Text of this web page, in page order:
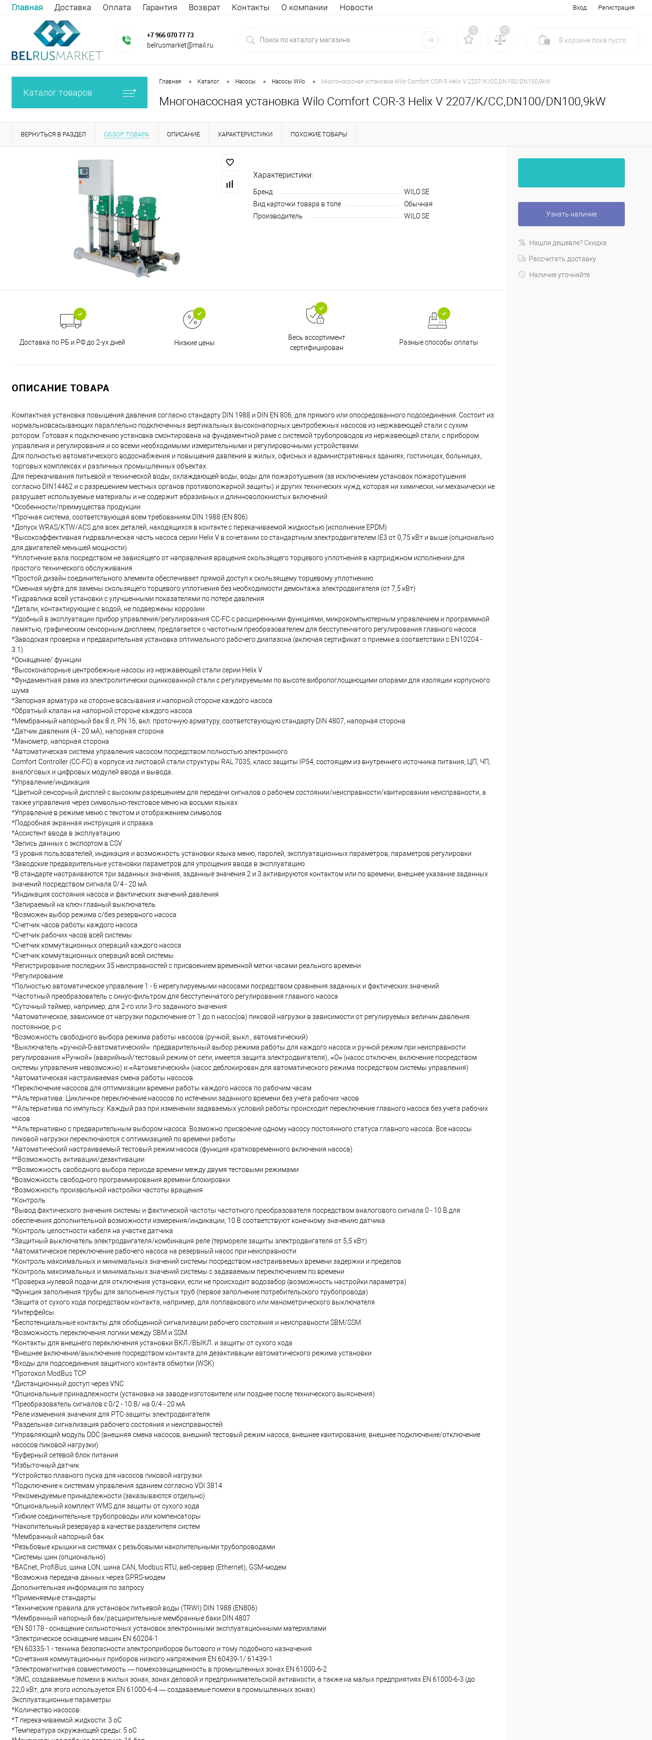
Главная Доставка Оплата Гарантия Возврат Контакты О компании Новости Вход Регистрация
+7 966 070 77 73
belrusmarket@mail.ru
0 0
В корзине пока пусто
Каталог товаров
Главная • Каталог • Насосы • Насосы Wilo • Многонасосная установка Wilo Comfort COR-3 Helix V 2207/K/CC,DN100/DN100,9kW
Многонасосная установка Wilo Comfort COR-3 Helix V 2207/K/CC,DN100/DN100,9kW
ВЕРНУТЬСЯ В РАЗДЕЛ ОБЗОР ТОВАРА ОПИСАНИЕ ХАРАКТЕРИСТИКИ ПОХОЖИЕ ТОВАРЫ
Характеристики:
Бренд
WILO SE
Вид карточки товара в топе
Обычная
Производитель
WILO SE
Доставка по РБ и РФ до 2-ух дней Низкие цены
Весь ассортимент
сертифицирован
Разные способы оплаты
ОПИСАНИЕ ТОВАРА
Компактная установка повышения давления согласно стандарту DIN 1988 и DIN EN 806, для прямого или опосредованного подсоединения. Состоит из
нормальновсасывающих параллельно подключенных вертикальных высоконапорных центробежных насосов из нержавеющей стали с сухим
ротором. Готовая к подключению установка смонтирована на фундаментной раме с системой трубопроводов из нержавеющей стали, с прибором
управления и регулирования и со всеми необходимыми измерительными и регулировочными устройствами.
Для полностью автоматического водоснабжения и повышения давления в жилых, офисных и административных зданиях, гостиницах, больницах,
торговых комплексах и различных промышленных объектах.
Для перекачивания питьевой и технической воды, охлаждающей воды, воды для пожаротушения (за исключением установок пожаротушения
согласно DIN14462 и с разрешением местных органов противопожарной защиты) и других технических нужд, которая ни химически, ни механически не
разрушает используемые материалы и не содержит абразивных и длинноволокнистых включений.
*Особенности/преимущества продукции
*Прочная система, соответствующая всем требованиям DIN 1988 (EN 806)
*Допуск WRAS/KTW/ACS для всех деталей, находящихся в контакте с перекачиваемой жидкостью (исполнение EPDM)
*Высокоэффективная гидравлическая часть насоса серии Helix V в сочетании со стандартным электродвигателем IE3 от 0,75 кВт и выше (опционально
для двигателей меньшей мощности)
*Уплотнение вала посредством не зависящего от направления вращения скользящего торцевого уплотнения в картриджном исполнении для
простого технического обслуживания
*Простой дизайн соединительного элемента обеспечивает прямой доступ к скользящему торцевому уплотнению
*Сменная муфта для замены скользящего торцевого уплотнения без необходимости демонтажа электродвигателя (от 7,5 кВт)
*Гидравлика всей установки с улучшенными показателями по потере давления
*Детали, контактирующие с водой, не подвержены коррозии
*Удобный в эксплуатации прибор управления/регулирования CC-FC с расширенными функциями, микрокомпьютерным управлением и программной
памятью, графическим сенсорным дисплеем, предлагается с частотным преобразователем для бесступенчатого регулирования главного насоса
*Заводская проверка и предварительная установка оптимального рабочего диапазона (включая сертификат о приемке в соответствии с EN10204 -
3.1)
*Оснащение/ функции
*Высоконапорные центробежные насосы из нержавеющей стали серии Helix V
*Фундаментная рама из электролитически оцинкованной стали с регулируемыми по высоте вибропоглощающими опорами для изоляции корпусного
шума
*Запорная арматура на стороне всасывания и напорной стороне каждого насоса
*Обратный клапан на напорной стороне каждого насоса
*Мембранный напорный бак 8 л, PN 16, вкл. проточную арматуру, соответствующую стандарту DIN 4807, напорная сторона
*Датчик давления (4 - 20 мА), напорная сторона
*Манометр, напорная сторона
*Автоматическая система управления насосом посредством полностью электронного
Comfort Controller (CC-FC) в корпусе из листовой стали структуры RAL 7035, класс защиты IP54, состоящем из внутреннего источника питания, ЦП, ЧП,
аналоговых и цифровых модулей ввода и вывода.
*Управление/индикация
*Цветной сенсорный дисплей с высоким разрешением для передачи сигналов о рабочем состоянии/неисправности/квитировании неисправности, а
также управления через символьно-текстовое меню на восьми языках
*Управление в режиме меню с текстом и отображением символов
*Подробная экранная инструкция и справка
*Ассистент ввода в эксплуатацию
*Запись данных с экспортом в CSV
*3 уровня пользователей, индикация и возможность установки языка меню, паролей, эксплуатационных параметров, параметров регулировки
*Заводские предварительные установки параметров для упрощения ввода в эксплуатацию
*В стандарте настраиваются три заданных значения, заданные значения 2 и 3 активируются контактом или по времени, внешнее указание заданных
значений посредством сигнала 0/4 - 20 мА
*Индикация состояния насоса и фактических значений давления
*Запираемый на ключ главный выключатель
*Возможен выбор режима с/без резервного насоса
*Счетчик часов работы каждого насоса
*Счетчик рабочих часов всей системы
*Счетчик коммутационных операций каждого насоса
*Счетчик коммутационных операций всей системы
*Регистрирование последних 35 неисправностей с присвоением временной метки часами реального времени
*Регулирование
*Полностью автоматическое управление 1 - 6 нерегулируемыми насосами посредством сравнения заданных и фактических значений
*Частотный преобразователь с синус-фильтром для бесступенчатого регулирования главного насоса
*Суточный таймер, например, для 2-го или 3-го заданного значения
*Автоматическое, зависимое от нагрузки подключение от 1 до n насос(ов) пиковой нагрузки в зависимости от регулируемых величин давления:
постоянное, p-c
*Возможность свободного выбора режима работы насосов (ручной, выкл., автоматический)
*Выключатель «ручной-0-автоматический»: предварительный выбор режима работы для каждого насоса и ручной режим при неисправности
регулирования «Ручной» (аварийный/тестовый режим от сети, имеется защита электродвигателя), «O» (насос отключен, включение посредством
системы управления невозможно) и «Автоматический» (насос деблокирован для автоматического режима посредством системы управления)
*Автоматическая настраиваемая смена работы насосов
*Переключение насосов для оптимизации времени работы каждого насоса по рабочим часам
**Альтернатива: Цикличное переключение насосов по истечении заданного времени без учета рабочих часов
**Альтернатива по импульсу: Каждый раз при изменении задаваемых условий работы происходит переключение главного насоса без учета рабочих
часов
**Альтернативно с предварительным выбором насоса: Возможно присвоение одному насосу постоянного статуса главного насоса. Все насосы
пиковой нагрузки переключаются с оптимизацией по времени работы
*Автоматический настраиваемый тестовый режим насоса (функция кратковременного включения насоса)
**Возможность активации/дезактивации
**Возможность свободного выбора периода времени между двумя тестовыми режимами
*Возможность свободного программирования времени блокировки
*Возможность произвольной настройки частоты вращения
*Контроль
*Вывод фактического значения системы и фактической частоты частотного преобразователя посредством аналогового сигнала 0 - 10 В для
обеспечения дополнительной возможности измерения/индикации; 10 В соответствуют конечному значению датчика
*Контроль целостности кабеля на участке датчика
*Защитный выключатель электродвигателя/комбинация реле (термореле защиты электродвигателя от 5,5 кВт)
*Автоматическое переключение рабочего насоса на резервный насос при неисправности
*Контроль максимальных и минимальных значений системы посредством настраиваемых времени задержки и пределов
*Контроль максимальных и минимальных значений системы с задаваемым переключением по времени
*Проверка нулевой подачи для отключения установки, если не происходит водозабор (возможность настройки параметра)
*Функция заполнения трубы для заполнения пустых труб (первое заполнение потребительского трубопровода)
*Защита от сухого хода посредством контакта, например, для поплавкового или манометрического выключателя
*Интерфейсы
*Беспотенциальные контакты для обобщенной сигнализации рабочего состояния и неисправности SBM/SSM
*Возможность переключения логики между SBM и SSM
*Контакты для внешнего переключения установки ВКЛ./ВЫКЛ. и защиты от сухого хода
*Внешнее включение/выключение посредством контакта для дезактивации автоматического режима установки
*Входы для подсоединения защитного контакта обмотки (WSK)
*Протокол ModBus TCP
*Дистанционный доступ через VNC
*Опциональные принадлежности (установка на заводе-изготовителе или позднее после технического выяснения)
*Преобразователь сигналов с 0/2 - 10 В/ на 0/4 - 20 мА
*Реле изменения значения для PTC-защиты электродвигателя
*Раздельная сигнализация рабочего состояния и неисправностей
*Управляющий модуль DDC (внешняя смена насосов, внешний тестовый режим насоса, внешнее квитирование, внешнее подключение/отключение
насосов пиковой нагрузки)
*Буферный сетевой блок питания
*Избыточный датчик
*Устройство плавного пуска для насосов пиковой нагрузки
*Подключение к системам управления зданием согласно VDI 3814
*Рекомендуемые принадлежности (заказываются отдельно)
*Опциональный комплект WMS для защиты от сухого хода
*Гибкие соединительные трубопроводы или компенсаторы
*Накопительный резервуар в качестве разделителя систем
*Мембранный напорный бак
*Резьбовые крышки на системах с резьбовыми накопительными трубопроводами
*Системы шин (опционально)
*BACnet, ProfiBus, шина LON, шина CAN, Modbus RTU, веб-сервер (Ethernet), GSM-модем
*Возможна передача данных через GPRS-модем
Дополнительная информация по запросу
*Применяемые стандарты
*Технические правила для установок питьевой воды (TRWI) DIN 1988 (EN806)
*Мембранный напорный бак/расширительные мембранные баки DIN 4807
*EN 50178 - оснащение сильноточных установок электронными эксплуатационными материалами
*Электрическое оснащение машин EN 60204-1
*EN 60335-1 - техника безопасности электроприборов бытового и тому подобного назначения
*Сочетания коммутационных приборов низкого напряжения EN 60439-1/ 61439-1
*Электромагнитная совместимость — помехозащищенность в промышленных зонах EN 61000-6-2
*ЭМС, создаваемые помехи в жилых зонах, зонах деловой и предпринимательской активности, а также на малых предприятиях EN 61000-6-3 (до
22,0 кВт, для этого используется EN 61000-6-4 — создаваемые помехи в промышленных зонах)
Эксплуатационные параметры
*Количество насосов:
*T перекачиваемой жидкости: 3 oC
*Температура окружающей среды: 5 oC
Узнать наличие
Нашли дешевле? Скидка
Рассчитать доставку
Наличие уточняйте